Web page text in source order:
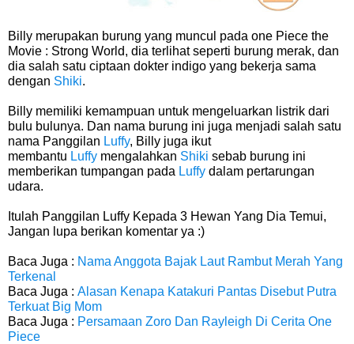
7 Fakta Big Mom One Piece, Yonko Yang Punya Bounty Yang Tinggi
Sejak Muda
Billy merupakan burung yang muncul pada one Piece the
Movie : Strong World, dia terlihat seperti burung merak, dan
dia salah satu ciptaan dokter indigo yang bekerja sama
dengan Shiki.
Billy memiliki kemampuan untuk mengeluarkan listrik dari
bulu bulunya. Dan nama burung ini juga menjadi salah satu
nama Panggilan Luffy, Billy juga ikut
membantu Luffy mengalahkan Shiki sebab burung ini
memberikan tumpangan pada Luffy dalam pertarungan
udara.
Itulah Panggilan Luffy Kepada 3 Hewan Yang Dia Temui,
Jangan lupa berikan komentar ya :)
Baca Juga : Nama Anggota Bajak Laut Rambut Merah Yang
Terkenal
Baca Juga : Alasan Kenapa Katakuri Pantas Disebut Putra
Terkuat Big Mom
Baca Juga : Persamaan Zoro Dan Rayleigh Di Cerita One
Piece